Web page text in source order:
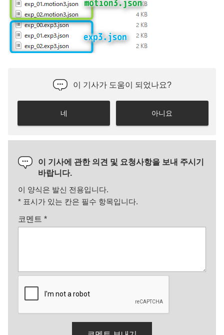
이 기사가 도움이 되었나요?
네 아니요
이 기사에 관한 의견 및 요청사항을 보내 주시기
바랍니다.
이 양식은 발신 전용입니다.
* 표시가 있는 칸은 필수 항목입니다.
코멘트 *